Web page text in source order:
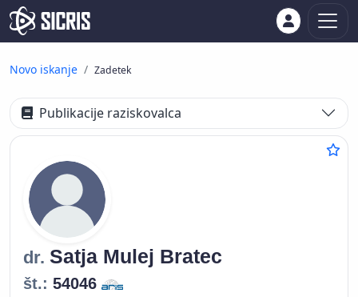
Novo iskanje Zadetek
Publikacije raziskovalca
dr. Satja Mulej Bratec
št.: 54046